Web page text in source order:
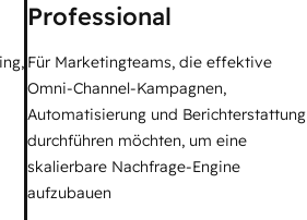
Professional
Für Marketingteams, die effektive
Omni-Channel-Kampagnen,
Automatisierung und Berichterstattung
durchführen möchten, um eine
skalierbare Nachfrage-Engine
aufzubauen